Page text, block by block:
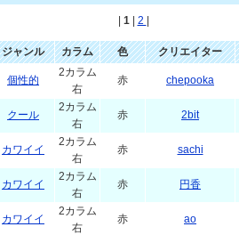
1 2
ジャンル カラム 色 クリエイター
個性的
2カラム
右
赤 chepooka
クール
2カラム
右
赤 2bit
カワイイ
2カラム
右
赤 sachi
カワイイ
2カラム
右
赤 円香
カワイイ
2カラム
右
赤 ao